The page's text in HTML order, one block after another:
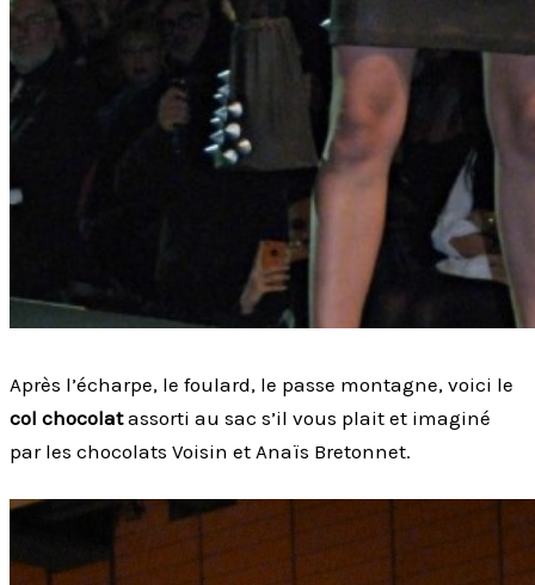
Après l’écharpe, le foulard, le passe montagne, voici le
col chocolatassorti au sac s’il vous plait et imaginé
par les chocolats Voisin et Anaïs Bretonnet.